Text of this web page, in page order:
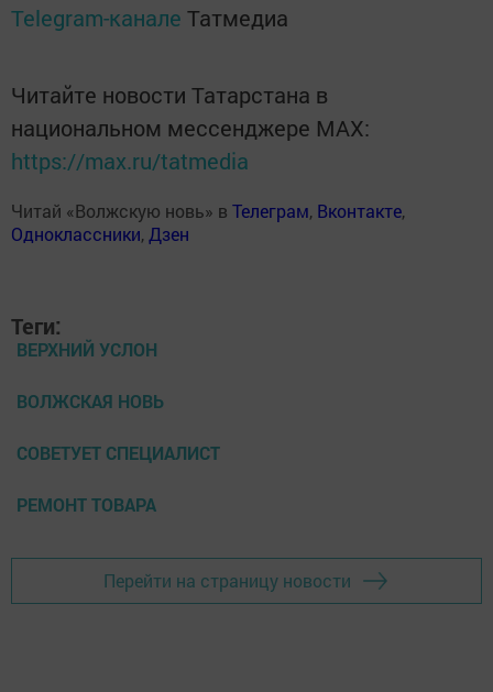
Telegram-канале Татмедиа
Читайте новости Татарстана в
национальном мессенджере MАХ:
https://max.ru/tatmedia
Читай «Волжскую новь» в Телеграм, Вконтакте,
Одноклассники, Дзен
Теги:
ВЕРХНИЙ УСЛОН
ВОЛЖСКАЯ НОВЬ
СОВЕТУЕТ СПЕЦИАЛИСТ
РЕМОНТ ТОВАРА
Перейти на страницу новости